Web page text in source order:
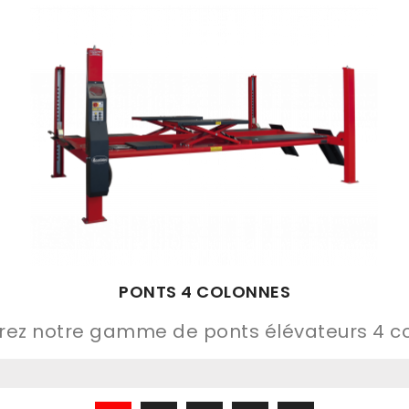
PONTS 4 COLONNES
notre gamme de ponts élévateurs 4